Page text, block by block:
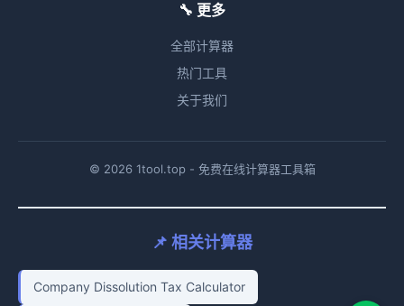
🔧 更多
全部计算器
热门工具
关于我们
© 2026 1tool.top - 免费在线计算器工具箱
📌 相关计算器
Company Dissolution Tax Calculator